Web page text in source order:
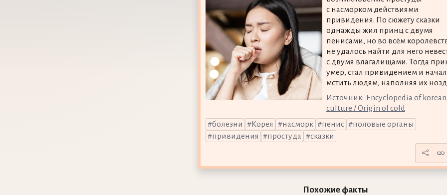
с насморком действиями
привидения. По сюжету сказки
однажды жил принц с двумя
пенисами, но во всём
не удалось найти для него
с двумя влагалищами. Тогда
умер, стал привидением и начал
мстить людям, наполняя их
Источник: Encyclopedia of
culture / Origin of cold
болезни
Корея насморк пенис
половые органы
привидения
простуда сказки
Похожие факты